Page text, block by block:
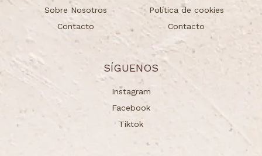
Sobre Nosotros
Contacto
Política de cookies
Contacto
SÍGUENOS
Instagram
Facebook
Tiktok